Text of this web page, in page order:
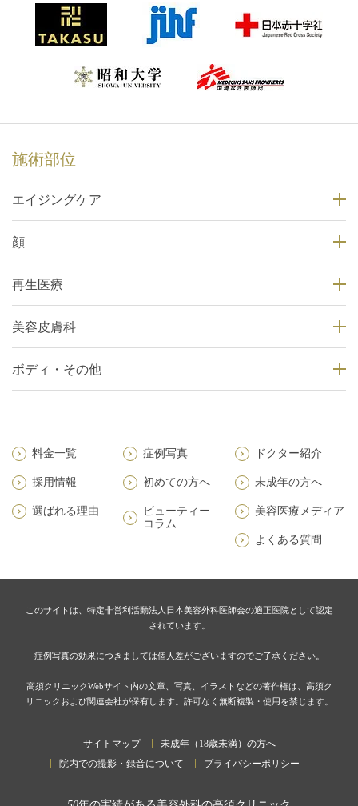
施術部位
エイジングケア
顔
再生医療
美容皮膚科
ボディ・その他
料金一覧 症例写真 ドクター紹介
採用情報 初めての方へ 未成年の方へ
選ばれる理由
ビューティー
コラム
美容医療メディア
よくある質問
このサイトは、特定非営利活動法人日本美容外科医師会の適正医院として認定
されています。
症例写真の効果につきましては個人差がございますのでご了承ください。
高須クリニックWebサイト内の文章、写真、イラストなどの著作権は、高須ク
リニックおよび関連会社が保有します。許可なく無断複製・使用を禁じます。
サイトマップ
未成年（18歳未満）の方へ
院内での撮影・録音について
プライバシーポリシー